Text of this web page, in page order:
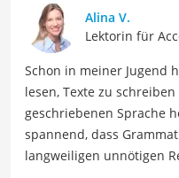
teilen. Meine Beiträge
Stylingtipps,
für verschiedene Anlässe.
Der Seidenschal-
besonders
Alina V.
Lektorin für
Schon in meiner Jugend
lesen, Texte zu
geschriebenen Sprache
spannend, dass
langweiligen unnötigen